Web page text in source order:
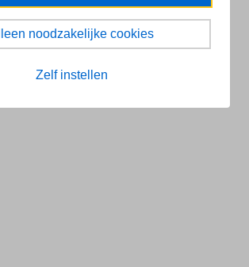
noodzakelijke cookies
Zelf instellen